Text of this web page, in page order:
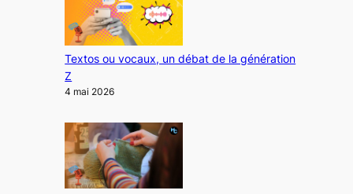
Textos ou vocaux, un débat de la génération
Z
4 mai 2026